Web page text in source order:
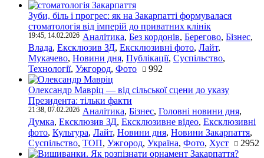
Зуби, біль і прогрес: як на Закарпатті формувалася
стоматологія від імперій до приватних клінік
19:45, 14.02.2026 Аналітика, Без кордонів, Берегово, Бізнес,
Влада, Ексклюзив ЗД, Ексклюзивні фото, Лайт,
Мукачево, Новини дня, Публікації, Суспільство,
Технології, Ужгород, Фото 992
Олександр Мавріц — від сільської сцени до указу
Президента: тільки факти
21:38, 07.02.2026 Аналітика, Бізнес, Головні новини дня,
Думка, Ексклюзив ЗД, Ексклюзивне відео, Ексклюзивні
фото, Культура, Лайт, Новини дня, Новини Закарпаття,
Суспільство, ТОП, Ужгород, Україна, Фото, Хуст 2952